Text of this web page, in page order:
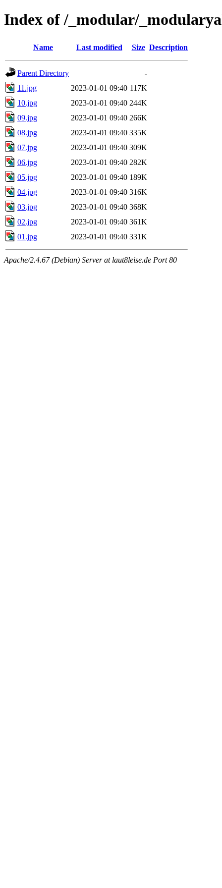
Index of /_modular/
Name Last modified Size Description
Parent Directory
-
11.jpg
2023-01-01 09:40 117K
10.jpg
2023-01-01 09:40 244K
09.jpg
2023-01-01 09:40 266K
08.jpg
2023-01-01 09:40 335K
07.jpg
2023-01-01 09:40 309K
06.jpg
2023-01-01 09:40 282K
05.jpg
2023-01-01 09:40 189K
04.jpg
2023-01-01 09:40 316K
03.jpg
2023-01-01 09:40 368K
02.jpg
2023-01-01 09:40 361K
01.jpg
2023-01-01 09:40 331K
Apache/2.4.67 (Debian) Server at laut8leise.de Port 80